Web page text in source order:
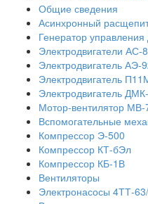
Общие сведения
Асинхронный
Генератор
Электродвигатели
Электродвигатель АЭ-
Электродвигатель
Электродвигатель
Мотор-вентилятор МВ-
Вспомогательные
Компрессор Э-500
Компрессор КТ-бЭл
Компрессор КБ-1В
Вентиляторы
Электронасосы 4ТТ-